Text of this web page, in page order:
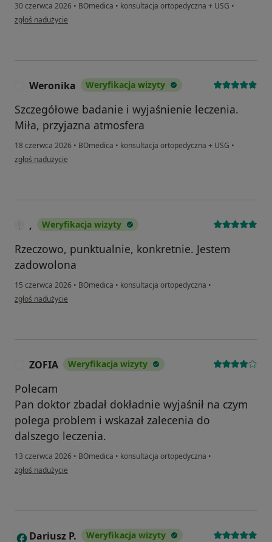
30 czerwca 2026 • BOmedica • konsultacja ortopedyczna + USG •
w opinii użytkownika Yana
zgłoś nadużycie
Weronika Weryfikacja wizyty
Szczegółowe badanie i wyjaśnienie leczenia.
Miła, przyjazna atmosfera
18 czerwca 2026 • BOmedica • konsultacja ortopedyczna + USG •
w opinii użytkownika Weronika
zgłoś nadużycie
, Weryfikacja wizyty
Rzeczowo, punktualnie, konkretnie. Jestem
zadowolona
15 czerwca 2026 • BOmedica • konsultacja ortopedyczna •
w opinii użytkownika ,
zgłoś nadużycie
ZOFIA Weryfikacja wizyty
Polecam
Pan doktor zbadał dokładnie wyjaśnił na czym
polega problem i wskazał zalecenia do
dalszego leczenia.
13 czerwca 2026 • BOmedica • konsultacja ortopedyczna •
w opinii użytkownika ZOFIA
zgłoś nadużycie
D Dariusz P. Weryfikacja wizyty